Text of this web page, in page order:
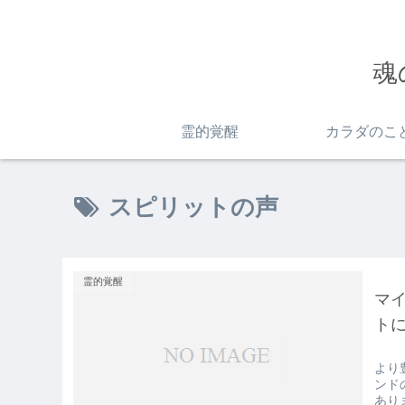
魂
霊的覚醒 カラダのこ
スピリットの声
霊的覚醒
マ
ト
より
ンド
あり